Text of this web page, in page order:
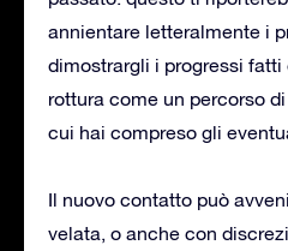
annientare letteralmente i
dimostrargli i progressi
rottura come un percorso
cui hai compreso gli
Il nuovo contatto può
velata, o anche con